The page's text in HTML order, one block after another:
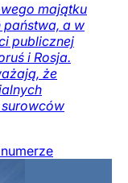
majątku
państwa, a w
publicznej
i Rosja.
że